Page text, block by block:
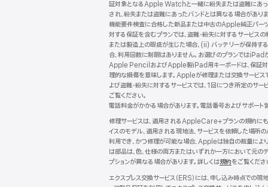
証対象となるApple Watchと一緒に紛失または盗難にあっ
され、紛失または盗難にあったバンドとは異なる場合があ
機能要件検査に合格した新品または中古のApple純正パーツ
対する保証を含むプランでは、盗難・紛失に対するサービス
または製造上の瑕疵が生じた場合、(ii) バッテリーが保持
合、利用回数に制限はありません。お選びのプランでは
Apple PencilおよびApple製iPad用キーボードは、保証対
理的な損傷を意味します。Appleが修理または交換サービ
よび盗難・紛失に対するサービスでは、1回につき所定のサ
ご覧ください。
電話料金がかかる場合があります。電話番号およびサポート
修理サービスは、適用されるAppleCare+プランの規約に
イスのモデル、適用される現地法、サービスを依頼した場所
利用でき、かつ修理が可能な場合、Appleは独自の裁量によ
は部品は、色、仕様の両方またはいずれか一方において元の
プションが異なる場合があります。詳しくは規約（新
ウ
をご覧くださ
エクスプレス交換サービス（ERS）には、申し込み時点での